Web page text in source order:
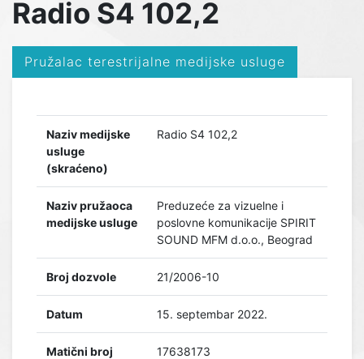
Radio S4 102,2
Pružalac terestrijalne medijske usluge
Naziv medijske
usluge
(skraćeno)
Radio S4 102,2
Naziv pružaoca
medijske usluge
Preduzeće za vizuelne i
poslovne komunikacije SPIRIT
SOUND MFM d.o.o., Beograd
Broj dozvole 21/2006-10
Datum 15. septembar 2022.
Matični broj 17638173